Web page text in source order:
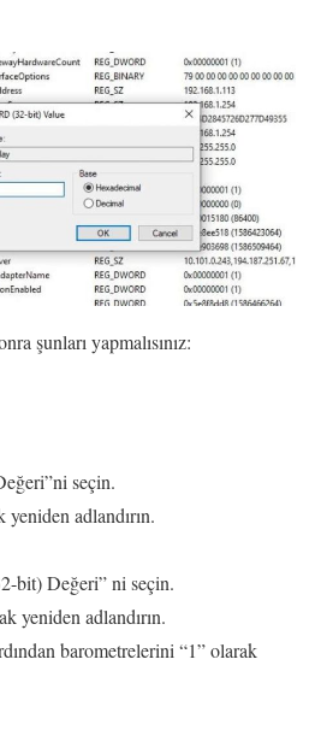
şunları yapmalısınız:
seçin.
adlandırın.
bit) Değeri” ni seçin.
yeniden adlandırın.
barometrelerini “1” olarak